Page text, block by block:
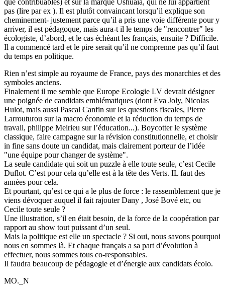
que contribuables) et sur la marque Ushuaia, qui ne lui appartient
pas (lire par ex ). Il est plutôt convaincant lorsqu’il explique son
cheminement- justement parce qu’il a pris une voie différente pour y
arriver, il est pédagoque, mais aura-t il le temps de "rencontrer" les
écologiste, d’abord, et le cas échéant les français, ensuite ? Difficile.
Il a commencé tard et le pire serait qu’il ne comprenne pas qu’il faut
du temps en politique.
Rien n’est simple au royaume de France, pays des monarchies et des
symboles anciens.
Finalement il me semble que Europe Ecologie LV devrait désigner
une poignée de candidats emblématiques (dont Eva Joly, Nicolas
Hulot, mais aussi Pascal Canfin sur les questions fiscales, Pierre
Larrouturou sur la macro économie et la réduction du temps de
travail, philippe Meirieu sur l’éducation...). Boycotter le système
classique, faire campagne sur la révision constitutionnelle, et choisir
in fine sans doute un candidat, mais clairement porteur de l’idée
"une équipe pour changer de système".
La seule candidate qui soit un puzzle à elle toute seule, c’est Cecile
Duflot. C’est pour cela qu’elle est à la tête des Verts. IL faut des
années pour cela.
Et pourtant, qu’est ce qui a le plus de force : le rassemblement que je
viens dévoquer auquel il fait rajouter Dany , José Bové etc, ou
Cecile toute seule ?
Une illustration, s’il en était besoin, de la force de la coopération par
rapport au show tout puissant d’un seul.
Mais la politique est elle un spectacle ? Si oui, nous savons pourquoi
nous en sommes là. Et chaque français a sa part d’évolution à
effectuer, nous sommes tous co-responsables.
Il faudra beaucoup de pédagogie et d’énergie aux candidats écolo.
MO._N